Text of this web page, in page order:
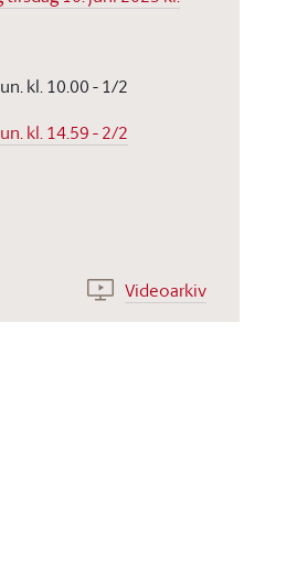
kl. 10.00 - 1/2
kl. 14.59 - 2/2
Videoarkiv